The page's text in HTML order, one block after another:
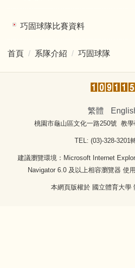
巧固球隊比賽資料
首頁 系隊介紹 巧固球隊
繁體
桃園市龜山區文化一路250號 教
TEL: (03)-328-3201
建議瀏覽環境：Microsoft Internet
Navigator 6.0 及以上相容瀏覽器 使
本網頁版權於 國立體育大學